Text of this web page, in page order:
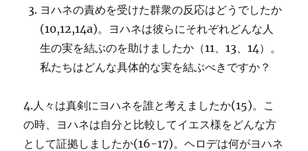
ヨハネの責めを受けた群衆の反応はどうでしたか
(10,12,14a)。ヨハネは彼らにそれぞれどんな人
生の実を結ぶのを助けましたか（11、13、14）。
私たちはどんな具体的な実を結ぶべきですか？
4.人々は真剣にヨハネを誰と考えましたか(15)。こ
の時、ヨハネは自分と比較してイエス様をどんな方
として証拠しましたか(16-17)。ヘロデは何がヨハネ